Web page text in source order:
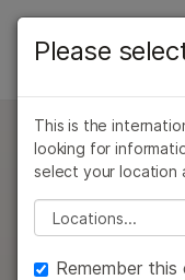
학습
지원
유형별
관심 영역별
기기 호환성별
제품군별
문의 사항
Illumina
v2
표적 맞춤형 인리
애플리케이션에 간
Please
This is the
looking for
select your location
Please select a
Remember this
있습니다. 주요
암 연구
미생물학 연구
농업유전체학
복합 질환 연구